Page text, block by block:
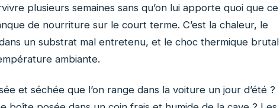
plusieurs semaines sans qu’on lui apporte quoi que ce
de nourriture sur le court terme. C’est la chaleur, le
dans un substrat mal entretenu, et le choc thermique brutal
ambiante.
et séchée que l’on range dans la voiture un jour d’été ?